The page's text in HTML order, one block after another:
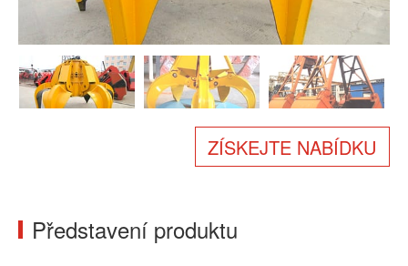
O nás
Zprávy
ZÍSKEJTE NABÍDKU
Představení produktu